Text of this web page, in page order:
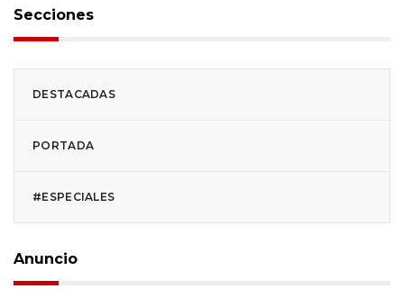
Secciones
DESTACADAS
PORTADA
#ESPECIALES
Anuncio